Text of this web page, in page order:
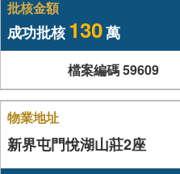
批核金額
成功批核130萬
檔案編碼 59609
物業地址
新界屯門悅湖山莊2座